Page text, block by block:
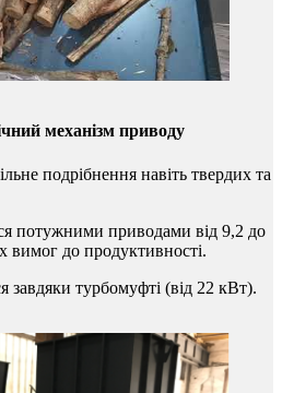
механізм приводу
подрібнення навіть твердих та
потужними приводами від 9,2 до
вимог до продуктивності.
завдяки турбомуфті (від 22 кВт).